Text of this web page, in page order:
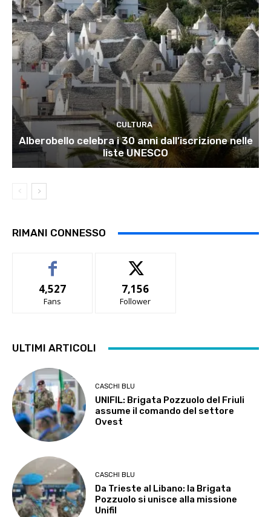
CULTURA
Alberobello celebra i 30 anni dall’iscrizione nelle
liste UNESCO
RIMANI CONNESSO
4,527
Fans
7,156
Follower
ULTIMI ARTICOLI
CASCHI BLU
UNIFIL: Brigata Pozzuolo del Friuli
assume il comando del settore
Ovest
CASCHI BLU
Da Trieste al Libano: la Brigata
Pozzuolo si unisce alla missione
Unifil